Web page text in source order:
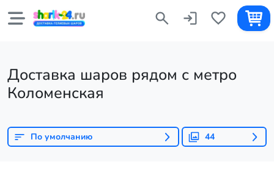
Доставка шаров рядом с метро
Коломенская
По умолчанию 44